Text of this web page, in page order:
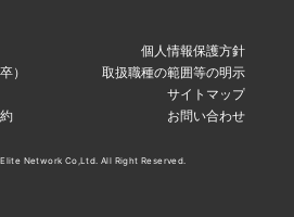
）
個人情報保護方針
取扱職種の範囲等の明示
サイトマップ
お問い合わせ
Network Co,Ltd. All Right Reserved.